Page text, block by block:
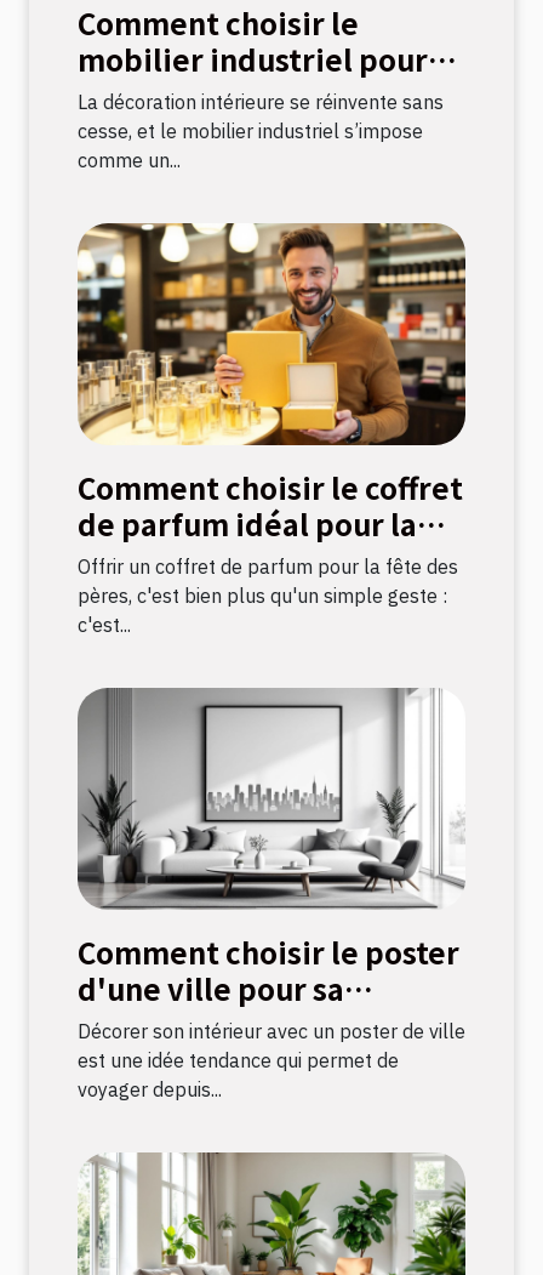
Comment choisir le
mobilier industriel pour
une décoration durable ?
La décoration intérieure se réinvente sans
cesse, et le mobilier industriel s’impose
comme un...
Comment choisir le coffret
de parfum idéal pour la
fête des pères ?
Offrir un coffret de parfum pour la fête des
pères, c'est bien plus qu'un simple geste :
c'est...
Comment choisir le poster
d'une ville pour sa
décoration intérieure ?
Décorer son intérieur avec un poster de ville
est une idée tendance qui permet de
voyager depuis...